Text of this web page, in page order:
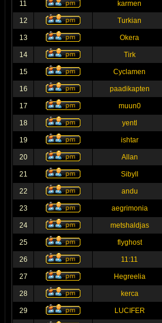
11 karmen
12 Turkian
13 Okera
14 Tirk
15 Cyclamen
16 paadikapten
17 muun0
18 yentl
19 ishtar
20 Allan
21 Sibyll
22 andu
23 aegrimonia
24 metshaldjas
25 flyghost
26 11:11
27 Hegreelia
28 kerca
29 LUCIFER